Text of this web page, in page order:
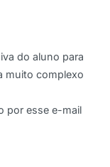
do aluno para
muito complexo
por esse e-mail